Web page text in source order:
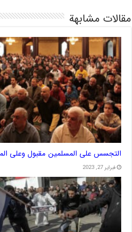
مقالات مشابهة
التجسس على المسلمين مقبول وعلى
فبراير 27, 2023